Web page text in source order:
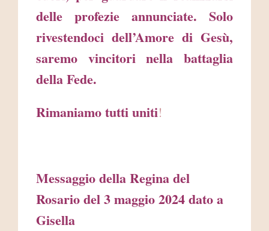
delle profezie annunciate. Solo
rivestendoci dell’Amore di Gesù,
saremo vincitori nella battaglia
della Fede.
Rimaniamo tutti uniti!
Messaggio della Regina del
Rosario del 3 maggio 2024 dato a
Gisella